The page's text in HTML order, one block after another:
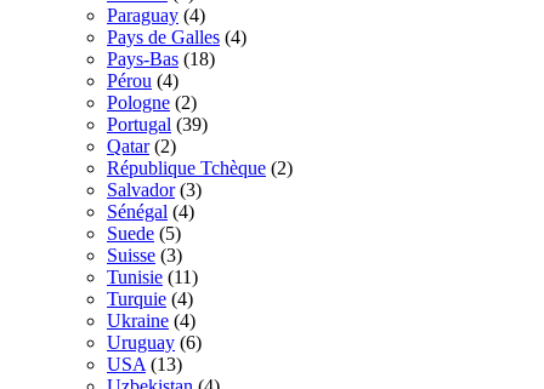
Paraguay (4)
Pays de Galles (4)
Pays-Bas (18)
Pérou (4)
Pologne (2)
Portugal (39)
Qatar (2)
République Tchèque (2)
Salvador (3)
Sénégal (4)
Suede (5)
Suisse (3)
Tunisie (11)
Turquie (4)
Ukraine (4)
Uruguay (6)
USA (13)